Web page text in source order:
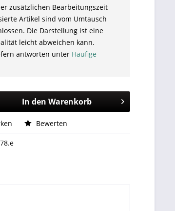
zusätzlichen Bearbeitungszeit
Artikel sind vom Umtausch
Die Darstellung ist eine
leicht abweichen kann.
antworten unter Häufige
In den Warenkorb
Bewerten